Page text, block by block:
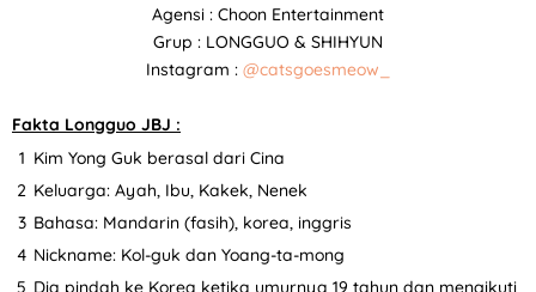
Agensi : Choon Entertainment
Grup : LONGGUO & SHIHYUN
Instagram : @catsgoesmeow_
Fakta Longguo JBJ :
Kim Yong Guk berasal dari Cina
Keluarga: Ayah, Ibu, Kakek, Nenek
Bahasa: Mandarin (fasih), korea, inggris
Nickname: Kol-guk dan Yoang-ta-mong
Dia pindah ke Korea ketika umurnya 19 tahun dan mengikuti